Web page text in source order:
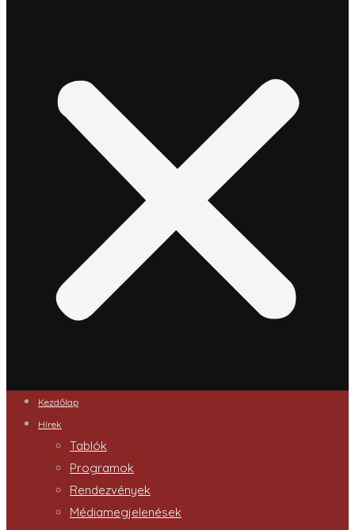
Kezdőlap
Hírek
Tablók
Programok
Rendezvények
Médiamegjelenések